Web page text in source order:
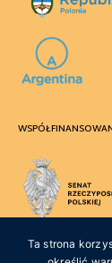
Ta strona